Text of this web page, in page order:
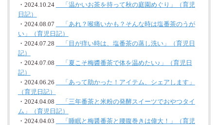
・2024.10.24
「温かいお茶を持って秋の庭園めぐり」（育児
日記）
・2024.08.07
「あれ？喉痛いかも？そんな時は塩番茶のうが
い」（育児日記）
・2024.07.28
「目が痒い時は、塩番茶の蒸し洗い」（育児日
記）
・2024.07.08
「夏こそ梅醬番茶で体を温めたい♪」（育児日
記）
・2024.06.26
「あって助かった！アイテム、シェアします」
（育児日記）
・2024.04.08
「三年番茶と米粉の発酵スイーツでおやつタイ
ム」（育児日記）
・2024.04.03
「睡眠と梅醤番茶と腰腹巻きは偉大！」（育児